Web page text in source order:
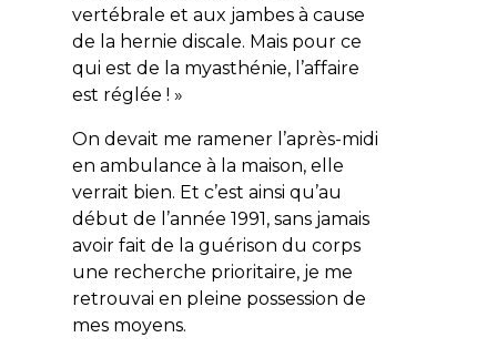
vertébrale et aux jambes à cause
de la hernie discale. Mais pour ce
qui est de la myasthénie, l’affaire
est réglée ! »
On devait me ramener l’après-midi
en ambulance à la maison, elle
verrait bien. Et c’est ainsi qu’au
début de l’année 1991, sans jamais
avoir fait de la guérison du corps
une recherche prioritaire, je me
retrouvai en pleine possession de
mes moyens.